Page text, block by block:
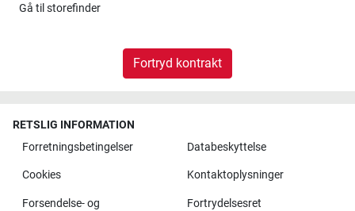
Gå tilstorefinder
Fortryd kontrakt
RETSLIG INFORMATION
Forretningsbetingelser
Databeskyttelse
Cookies Kontaktoplysninger
Forsendelse- og
Fortrydelsesret